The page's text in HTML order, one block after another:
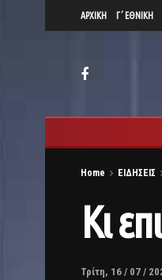
ΑΡΧΙΚΗ Γ΄ ΕΘΝΙΚΗ
Home ΕΙΔΗΣΕΙΣ
Κι
Τρίτη, 16 / 07 /